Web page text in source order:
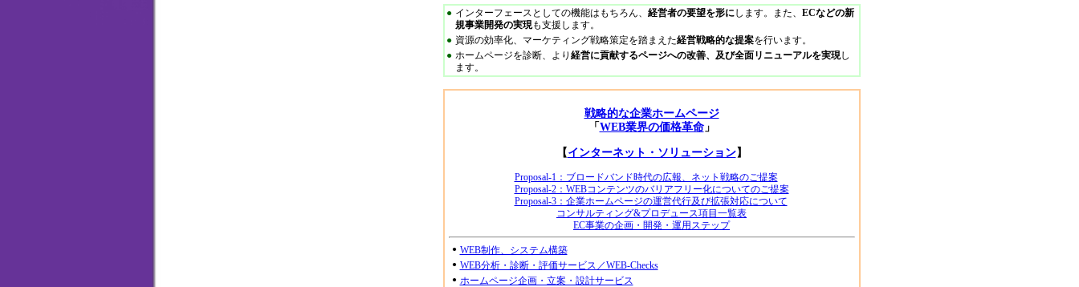
● インターフェースとしての機能はもちろん、 経営者の要望を形にします。また、 ECなどの新
規事業開発の実現も支援します。
● 資源の効率化、マーケティング戦略策定を踏まえた経営戦略的な提案を行います。
● ホームページを診断、より 経営に貢献するページへの改善、及び全面リニューアルを実現し
ます。
戦略的な企業ホームページ
「 WEB業界の価格革命」
【 インターネット・ソリューション】
Proposal-1：ブロードバンド時代の広報、ネット戦略のご提案
Proposal-2：WEBコンテンツのバリアフリー化についてのご提案
Proposal-3：企業ホームページの運営代行及び拡張対応について
コンサルティング&プロデュース項目一覧表
EC事業の企画・開発・運用ステップ
● WEB制作、システム構築
● WEB分析・診断・評価サービス／WEB-Checks
● ホームページ企画・立案・設計サービス